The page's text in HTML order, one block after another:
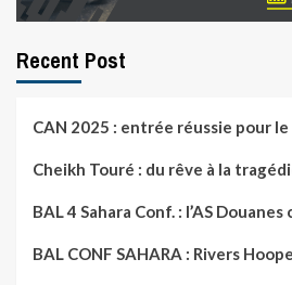
Recent Post
CAN 2025 : entrée réussie pour
Cheikh Touré : du rêve à la
BAL 4 Sahara Conf. : l’AS
BAL CONF SAHARA : Rivers